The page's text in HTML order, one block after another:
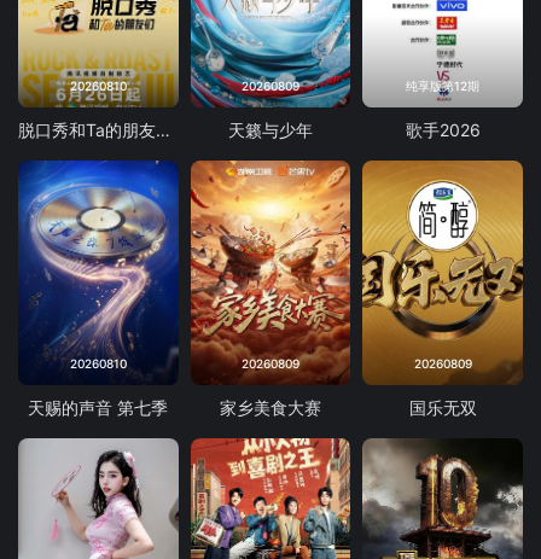
20260810
脱口秀和Ta的朋友们 第三季
20260809
天籁与少年
纯享版第12期
歌手2026
20260810
天赐的声音 第七季
20260809
家乡美食大赛
20260809
国乐无双